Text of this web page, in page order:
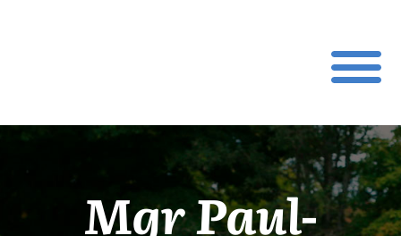
Mgr Paul-